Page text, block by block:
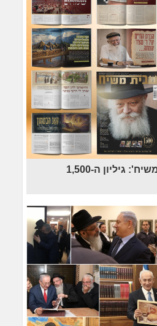
חגיגה כפולה ב'בית משיח': גיליון ה-1,500